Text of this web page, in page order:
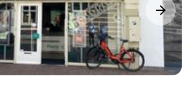
next